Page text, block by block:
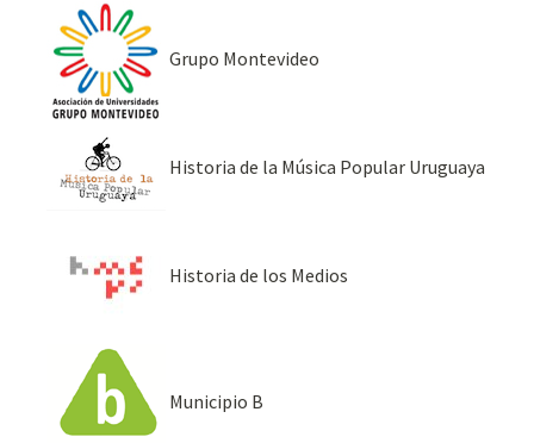
Grupo Montevideo
Historia de la Música Popular Uruguaya
Historia de los Medios
Municipio B